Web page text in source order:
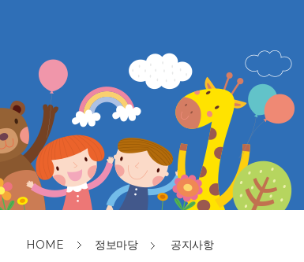
HOME 정보마당 공지사항